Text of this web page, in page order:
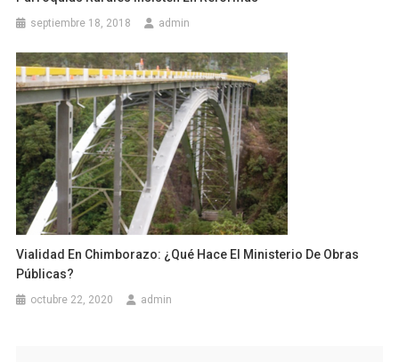
septiembre 18, 2018 admin
Vialidad En Chimborazo: ¿Qué Hace El Ministerio De Obras
Públicas?
octubre 22, 2020 admin